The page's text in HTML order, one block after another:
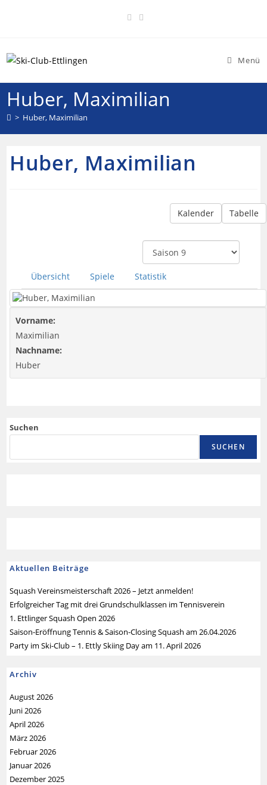
Menü
Huber, Maximilian
> Huber, Maximilian
Huber, Maximilian
Kalender Tabelle
Übersicht Spiele Statistik
Vorname:
Maximilian
Nachname:
Huber
Suchen
SUCHEN
Aktuellen Beiträge
Squash Vereinsmeisterschaft 2026 – Jetzt anmelden!
Erfolgreicher Tag mit drei Grundschulklassen im Tennisverein
1. Ettlinger Squash Open 2026
Saison-Eröffnung Tennis & Saison-Closing Squash am 26.04.2026
Party im Ski-Club – 1. Ettly Skiing Day am 11. April 2026
Archiv
August 2026
Juni 2026
April 2026
März 2026
Februar 2026
Januar 2026
Dezember 2025